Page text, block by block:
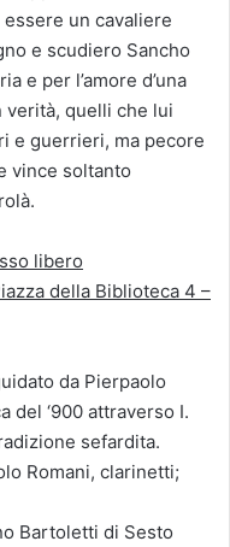
essere un cavaliere
e scudiero Sancho
e per l’amore d’una
verità, quelli che lui
e guerrieri, ma pecore
vince soltanto
libero
della Biblioteca 4 –
da Pierpaolo
del ‘900 attraverso I.
sefardita.
Romani, clarinetti;
Bartoletti di Sesto